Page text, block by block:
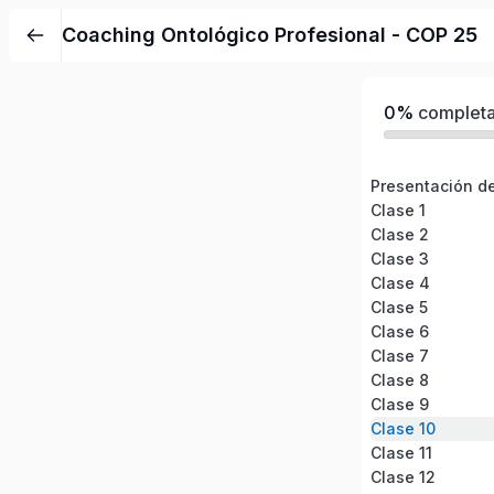
Coaching Ontológico Profesional - COP 25
0%
Presentación
Clase 1
Clase 2
Clase 3
Clase 4
Clase 5
Clase 6
Clase 7
Clase 8
Clase 9
Clase 10
Clase 11
Clase 12